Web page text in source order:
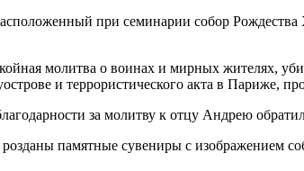
при семинарии собор
молитва о воинах и мирных жителях,
и террористического акта в Париже,
за молитву к отцу Андрею
памятные сувениры с изображением